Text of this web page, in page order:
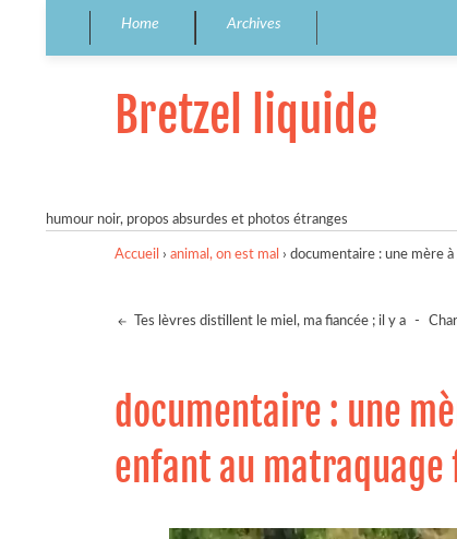
Home Archives
Bretzel liquide
humour noir, propos absurdes et photos étranges
Accueil › animal, on est mal › documentaire : une mère
Tes lèvres distillent le miel, ma fiancée ; il y a -
documentaire : une
enfant au